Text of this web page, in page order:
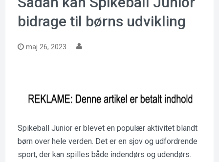
bidrage til børns udvikling
maj 26, 2023
Spikeball Junior er blevet en populær aktivitet blandt
børn over hele verden. Det er en sjov og udfordrende
sport, der kan spilles både indendørs og udendørs.